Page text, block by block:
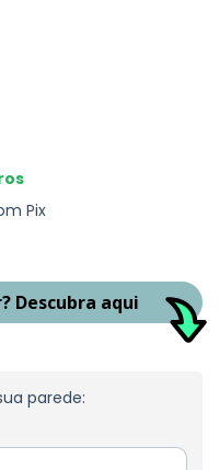
Pix
Descubra aqui
parede: